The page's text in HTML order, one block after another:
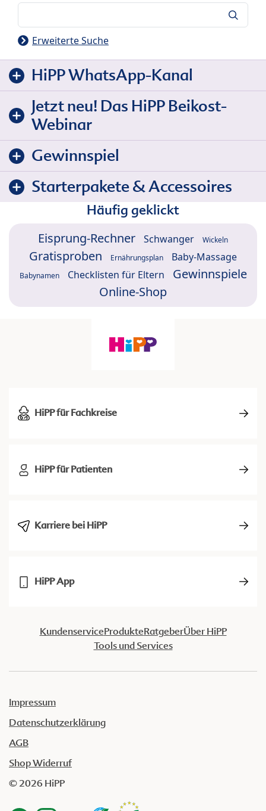
Erweiterte Suche
HiPP WhatsApp-Kanal
Jetzt neu! Das HiPP Beikost-
Webinar
Gewinnspiel
Starterpakete & Accessoires
Häufig geklickt
Eisprung-Rechner Schwanger Wickeln
Gratisproben Ernährungsplan Baby-Massage
Babynamen Checklisten für Eltern
Gewinnspiele
Online-Shop
HiPP für Fachkreise
HiPP für Patienten
Karriere bei HiPP
HiPP App
KundenserviceProdukteRatgeberÜber HiPP
Tools und Services
Impressum
Datenschutzerklärung
AGB
Shop Widerruf
© 2026 HiPP